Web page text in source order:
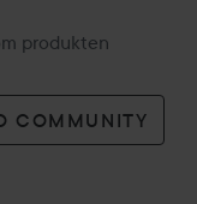
produkten
COMMUNITY